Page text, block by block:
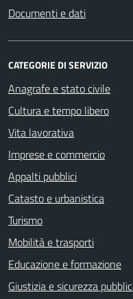
Documenti e dati
CATEGORIE DI SERVIZIO
Anagrafe e stato civile
Cultura e tempo libero
Vita lavorativa
Imprese e commercio
Appalti pubblici
Catasto e urbanistica
Turismo
Mobilità e trasporti
Educazione e formazione
Giustizia e sicurezza